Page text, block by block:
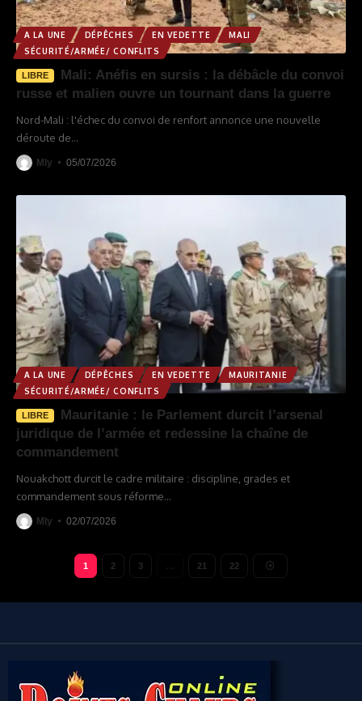
A LA UNE DÉPÊCHES EN VEDETTE
MALI
SÉCURITÉ/ARMÉE/ CONFLITS
LIBRE
Mali: Anéfis en sursis : la débâcle du convoi
russe et malien ouvre un tournant dans la guerre
Nord-Mali : l'échec du convoi de renfort annonce une nouvelle
déroute de…
Mly 05/07/2026
A LA UNE DÉPÊCHES EN VEDETTE
MAURITANIE
SÉCURITÉ/ARMÉE/ CONFLITS
LIBRE
Mauritanie : le Parlement durcit l’arsenal
juridique de l’armée et redessine la chaîne de
commandement
Nouakchott durcit le cadre militaire : discipline, grades et
commandement sous réforme…
Mly 02/07/2026
1 2 3 21 22